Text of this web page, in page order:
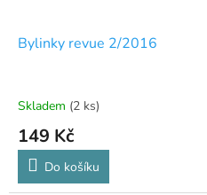
Bylinky revue 2/2016
Skladem (2 ks)
149 Kč
Do košíku